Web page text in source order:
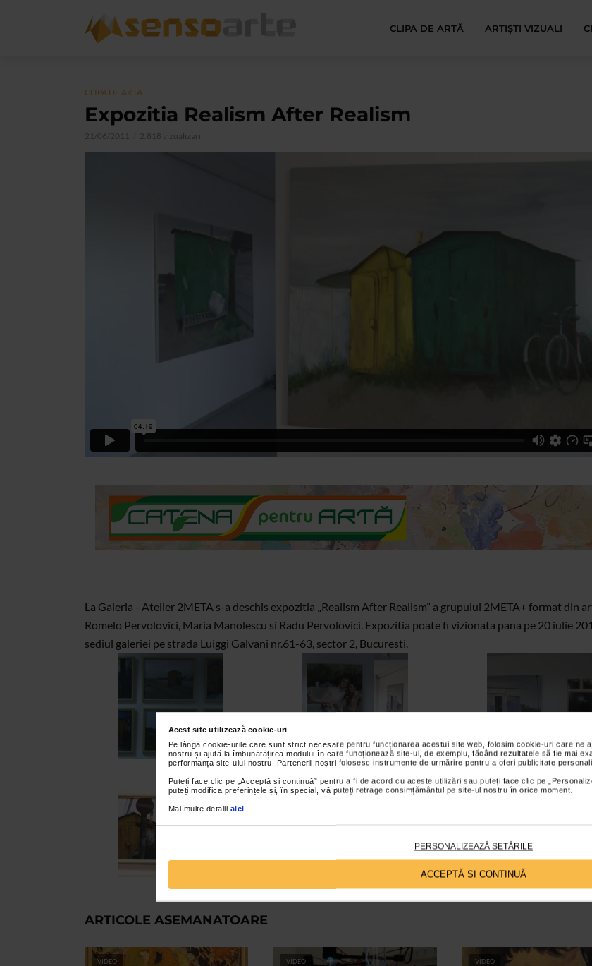
Acest site utilizează cookie-uri
Pe lângă cookie-urile care sunt strict necesare pentru funcționarea acestui site web, folosim cookie-uri care ne
nostru și ajută la îmbunătățirea modului în care funcționează site-ul, de exemplu, făcând rezultatele să fie mai
performanța site-ului nostru. Partenerii noștri folosesc instrumente de urmărire pentru a oferi publicitate
Puteți face clic pe „Acceptă si continuă” pentru a fi de acord cu aceste utilizări sau puteți face clic pe
puteți modifica preferințele și, în special, vă puteți retrage consimțământul pe site-ul nostru în orice moment.
Mai multe detalii aici
PERSONALIZEAZĂ SETĂRILE
ACCEPTĂ SI CONTINUĂ
CLIPA DE ARTĂ ARTIȘTI VIZUALI
CLIPA DE ARTA
Expozitia Realism After Realism
21/06/2011 2.818 vizualizari
La Galeria - Atelier 2META s-a deschis expozitia „Realism After Realism” a grupului 2META+ format din
Romelo Pervolovici, Maria Manolescu si Radu Pervolovici. Expozitia poate fi vizionata pana pe 20 iulie
sediul galeriei pe strada Luiggi Galvani nr.61-63, sector 2, Bucuresti.
ARTICOLE ASEMANATOARE
VIDEO VIDEO VIDEO